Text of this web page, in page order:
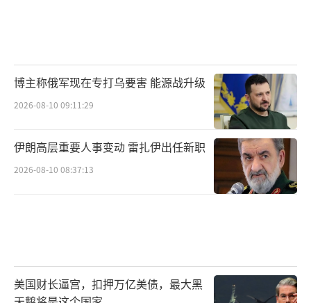
博主称俄军现在专打乌要害 能源战升级
2026-08-10 09:11:29
伊朗高层重要人事变动 雷扎伊出任新职
2026-08-10 08:37:13
美国财长逼宫，扣押万亿美债，最大黑